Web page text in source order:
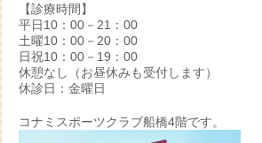
【診療時間】
平日10：00－21：00
土曜10：00－20：00
日祝10：00－19：00
休憩なし（お昼休みも受付します）
休診日：金曜日
コナミスポーツクラブ船橋4階です。